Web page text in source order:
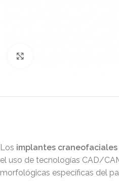
Los implantes
el uso de tecnologías CAD/
morfológicas específicas del